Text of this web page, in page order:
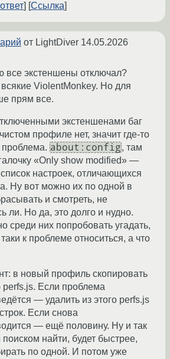
Ссылка
от LightDiver 14.05.2026
все экстеншены отключал?
ViolentMonkey. Но для
прям все.
экстеншенами баг
профиле нет, значит где-то
about:config, там
«Only show modified» —
настроек, отличающихся
Ну вот можно их по одной в
и смотреть, не
ли. Но да, это долго и нудно.
среди них попробовать угадать,
к проблеме относиться, а что
в новый профиль скопировать
perfs.js. Если проблема
— удалить из этого perfs.js
Если снова
— ещё половину. Ну и так
найти, будет быстрее,
по одной. И потом уже